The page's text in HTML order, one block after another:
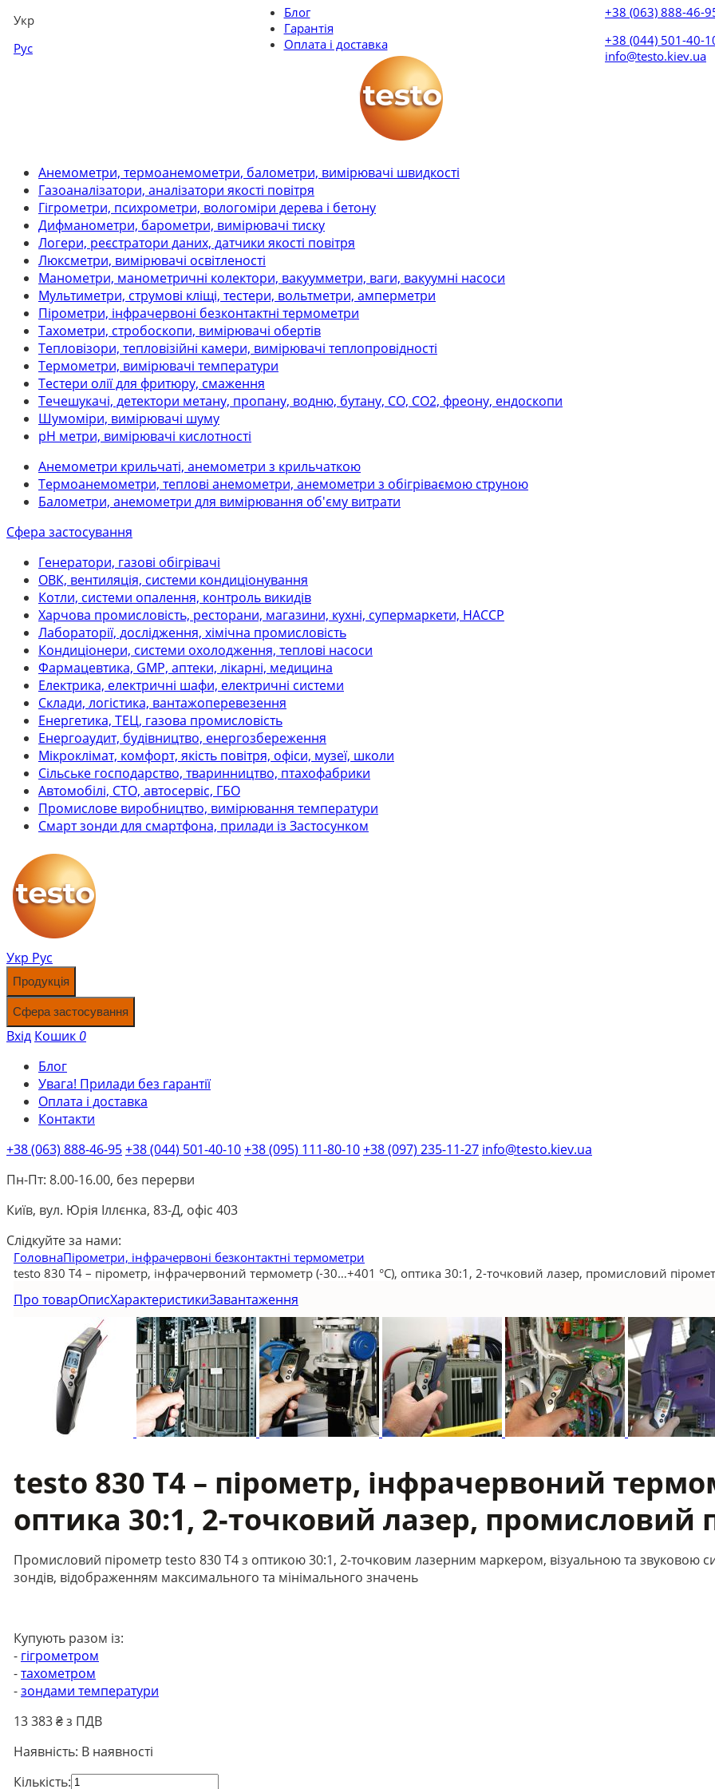
Укр
Рус
Блог
Гарантія
Оплата і доставка
+38 (063) 888-46-
+38 (044) 501-40-
info@testo.kiev.ua
Анемометри, термоанемометри, балометри, вимірювачі швидкості
Газоаналізатори, аналізатори якості повітря
Гігрометри, психрометри, вологоміри дерева і бетону
Дифманометри, барометри, вимірювачі тиску
Логери, реєстратори даних, датчики якості повітря
Люксметри, вимірювачі освітленості
Манометри, манометричні колектори, вакуумметри, ваги, вакуумні насоси
Мультиметри, струмові кліщі, тестери, вольтметри, амперметри
Пірометри, інфрачервоні безконтактні термометри
Тахометри, стробоскопи, вимірювачі обертів
Тепловізори, тепловізійні камери, вимірювачі теплопровідності
Термометри, вимірювачі температури
Тестери олії для фритюру, смаження
Течешукачі, детектори метану, пропану, водню, бутану, СО, СО2, фреону, ендоскопи
Шумоміри, вимірювачі шуму
рН метри, вимірювачі кислотності
Анемометри крильчаті, анемометри з крильчаткою
Термоанемометри, теплові анемометри, анемометри з обігріваємою струною
Балометри, анемометри для вимірювання об'єму витрати
Сфера застосування
Генератори, газові обігрівачі
ОВК, вентиляція, системи кондиціонування
Котли, системи опалення, контроль викидів
Харчова промисловість, ресторани, магазини, кухні, супермаркети, НАССР
Лабораторії, дослідження, хімічна промисловість
Кондиціонери, системи охолодження, теплові насоси
Фармацевтика, GMP, аптеки, лікарні, медицина
Електрика, електричні шафи, електричні системи
Склади, логістика, вантажоперевезення
Енергетика, ТЕЦ, газова промисловість
Енергоаудит, будівництво, енергозбереження
Мікроклімат, комфорт, якість повітря, офіси, музеї, школи
Сільське господарство, тваринництво, птахофабрики
Автомобілі, СТО, автосервіс, ГБО
Промислове виробництво, вимірювання температури
Смарт зонди для смартфона, прилади із Застосунком
Укр Рус
Продукція
Сфера застосування
Вхід Кошик 0
Блог
Увага! Прилади без гарантії
Оплата і доставка
Контакти
+38 (063) 888-46-95+38 (044) 501-40-10+38 (095) 111-80-10+38 (097) 235-11-27 info@testo.kiev.ua
Пн-Пт: 8.00-16.00, без перерви
Київ, вул. Юрія Іллєнка, 83-Д, офіс 403
Слідкуйте за нами:
ГоловнаПірометри, інфрачервоні безконтактні термометри
testo 830 Т4 – пірометр, інфрачервоний термометр (-30…+401 °C), оптика 30:1, 2-точковий лазер, промисловий
Про товарОписХарактеристикиЗавантаження
testo 830 Т4 – пірометр, інфрачервоний
оптика 30:1, 2-точковий лазер, промисловий
Промисловий пірометр testo 830 T4 з оптикою 30:1, 2-точковим лазерним маркером, візуальною та звуковою
зондів, відображенням максимального та мінімального значень
Купують разом із:
- гігрометром
-тахометром
-зондами температури
13 383₴ з ПДВ
Наявність: В наявності
Кількість:testo